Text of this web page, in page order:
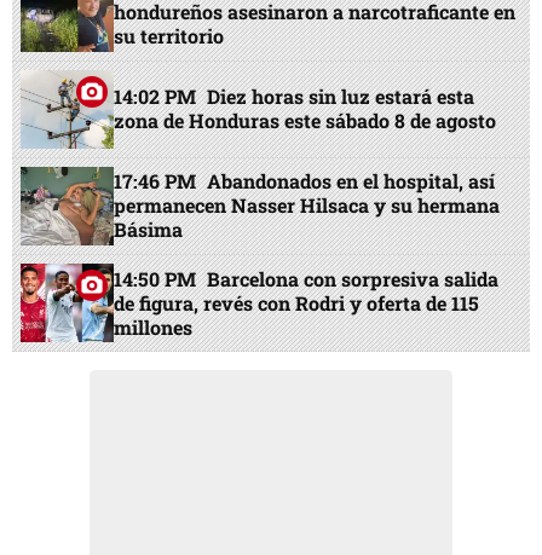
hondureños asesinaron a narcotraficante en
su territorio
14:02 PM Diez horas sin luz estará esta
zona de Honduras este sábado 8 de agosto
17:46 PM Abandonados en el hospital, así
permanecen Nasser Hilsaca y su hermana
Básima
14:50 PM Barcelona con sorpresiva salida
de figura, revés con Rodri y oferta de 115
millones